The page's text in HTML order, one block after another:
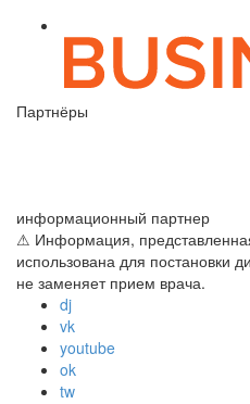
Партнёры
информационный партнер
⚠ Информация,
использована для постановки
не заменяет прием врача.
dj
vk
youtube
ok
tw